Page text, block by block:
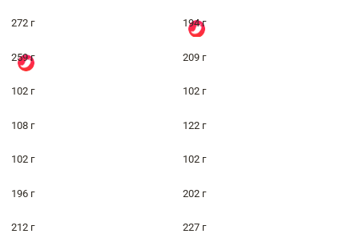
272 г 194 г
259 г 209 г
102 г 102 г
108 г 122 г
102 г 102 г
196 г 202 г
212 г 227 г